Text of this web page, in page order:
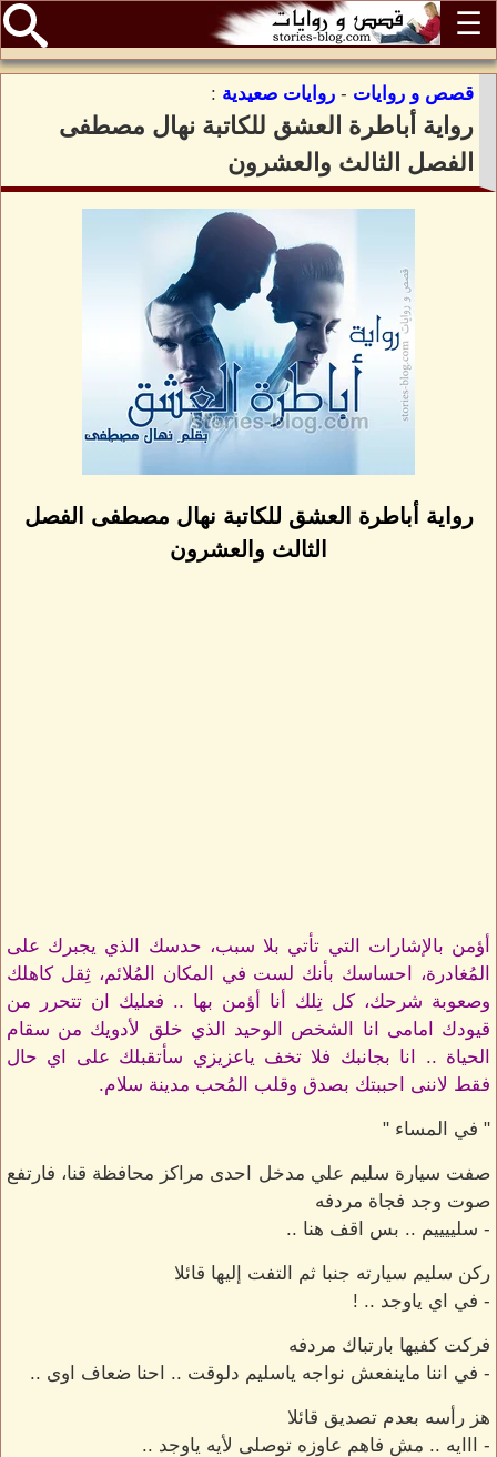
☰
قصص و روايات - روايات صعيدية :
رواية أباطرة العشق للكاتبة نهال مصطفى
الفصل الثالث والعشرون
رواية أباطرة العشق للكاتبة نهال مصطفى الفصل
الثالث والعشرون
أؤمن بالإشارات التي تأتي بلا سبب، حدسك الذي يجبرك على
المُغادرة، احساسك بأنك لست في المكان المُلائم، ثِقل كاهلك
وصعوبة شرحك، كل تِلك أنا أؤمن بها .. فعليك ان تتحرر من
قيودك امامى انا الشخص الوحيد الذي خلق لأدويك من سقام
الحياة .. انا بجانبك فلا تخف ياعزيزي سأتقبلك على اي حال
فقط لاننى احببتك بصدق وقلب المُحب مدينة سلام.
" في المساء "
صفت سيارة سليم علي مدخل احدى مراكز محافظة قنا، فارتفع
صوت وجد فجاة مردفه
- سلييييم .. بس اقف هنا ..
ركن سليم سيارته جنبا ثم التفت إليها قائلا
- في اي ياوجد .. !
فركت كفيها بارتباك مردفه
- في اننا ماينفعش نواجه ياسليم دلوقت .. احنا ضعاف اوى ..
هز رأسه بعدم تصديق قائلا
- ااايه .. مش فاهم عاوزه توصلى لأيه ياوجد ..